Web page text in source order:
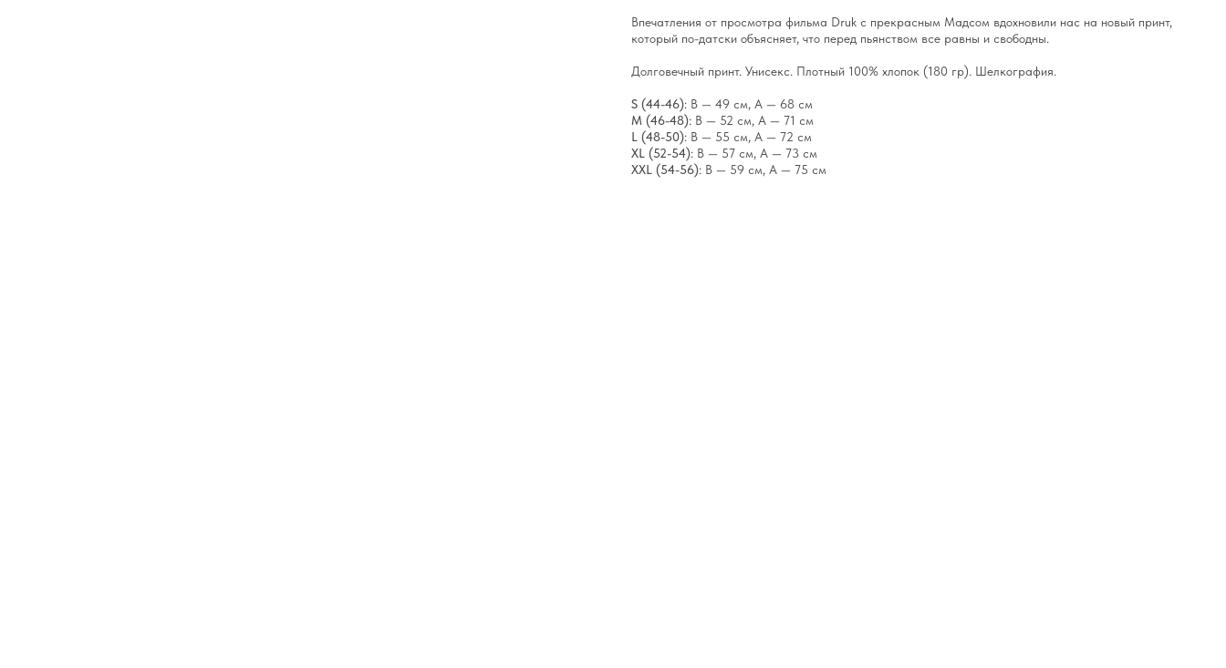
Впечатления от просмотра фильма Druk с прекрасным Мадсом вдохновили нас на новый принт,
который по-датски объясняет, что перед пьянством все равны и свободны.
Долговечный принт. Унисекс. Плотный 100% хлопок (180 гр). Шелкография.
S (44-46): B — 49 см, A — 68 см
M (46-48): B — 52 см, A — 71 см
L (48-50): B — 55 см, A — 72 см
XL (52-54): B — 57 см, A — 73 см
XXL (54-56): B — 59 см, A — 75 см